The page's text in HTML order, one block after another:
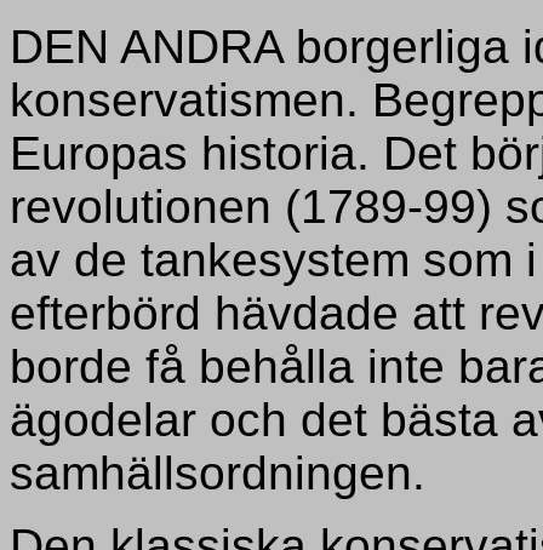
DEN ANDRA borgerliga
konservatismen.
Europas historia. Det
revolutionen (1789-99)
av de tankesystem som
efterbörd hävdade att
borde få behålla inte
ägodelar och det bästa
samhällsordningen.